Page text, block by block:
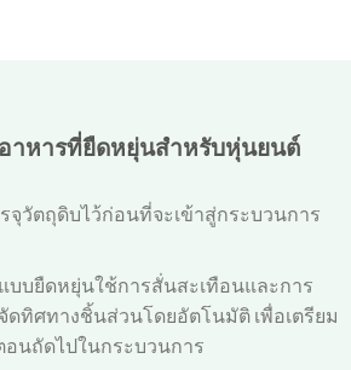
าหารที่ยืดหยุ่นสำหรับหุ่นยนต์
จุวัตถุดิบไว้ก่อนที่จะเข้าสู่กระบวนการ
บบยืดหยุ่นใช้การสั่นสะเทือนและการ
ดทิศทางชิ้นส่วนโดยอัตโนมัติ เพื่อเตรียม
นถัดไปในกระบวนการ